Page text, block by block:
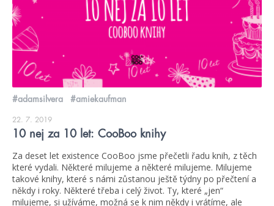
#adamsilvera #amiekaufman
22. 7. 2019
10 nej za 10 let: CooBoo knihy
Za deset let existence CooBoo jsme přečetli řadu knih, z těch
které vydali. Některé milujeme a některé milujeme. Milujeme
takové knihy, které s námi zůstanou ještě týdny po přečtení a
někdy i roky. Některé třeba i celý život. Ty, které „jen“
milujeme, si užíváme, možná se k nim někdy i vrátíme, ale